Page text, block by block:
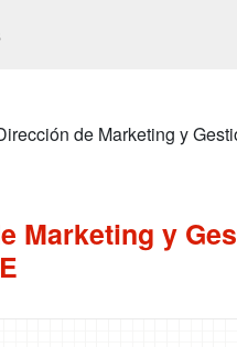
de Marketing y
Marketing y